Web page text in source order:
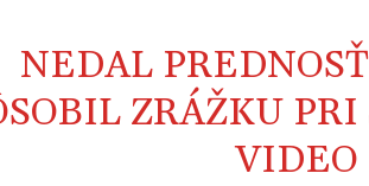
NEDAL
ZRÁŽKU
VIDEO